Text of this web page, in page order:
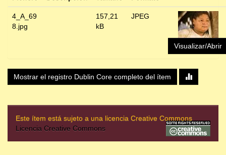
4_A_69
8.jpg
157,21
kB
JPEG
Visualizar/Abrir
Mostrar el registro Dublin Core completo del ítem
Este ítem está sujeto a una licencia Creative Commons
Licencia Creative Commons